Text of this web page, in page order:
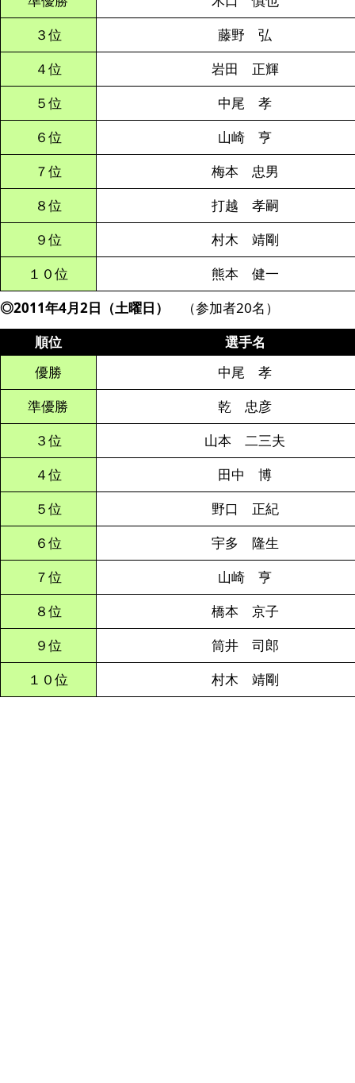
３位
藤野 弘
４位
岩田 正輝
５位
中尾 孝
６位
山崎 亨
７位
梅本 忠男
８位
打越 孝嗣
９位
村木 靖剛
１０位
熊本 健一
◎2011年4月2日（土曜日）
（参加者20名）
順位
選手名
優勝
中尾 孝
準優勝
乾 忠彦
３位
山本 二三夫
４位
田中 博
５位
野口 正紀
６位
宇多 隆生
７位
山崎 亨
８位
橋本 京子
９位
筒井 司郎
１０位
村木 靖剛